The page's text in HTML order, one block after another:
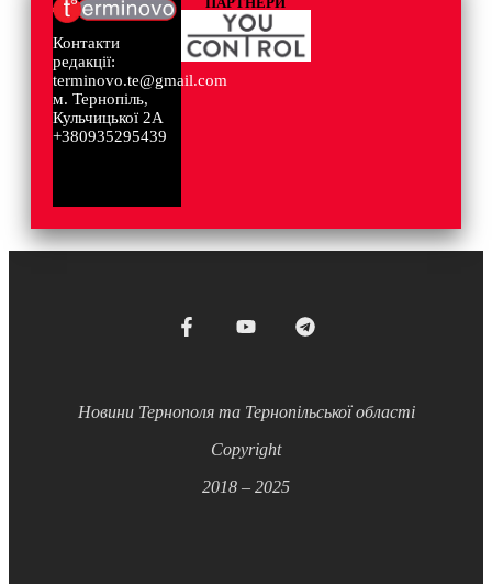
Контакти
редакції:
terminovo.te@gmail.com
м. Тернопіль,
Кульчицької 2А
+380935295439
Новини Тернополя та Тернопільської області
Copyright
2018 – 2025